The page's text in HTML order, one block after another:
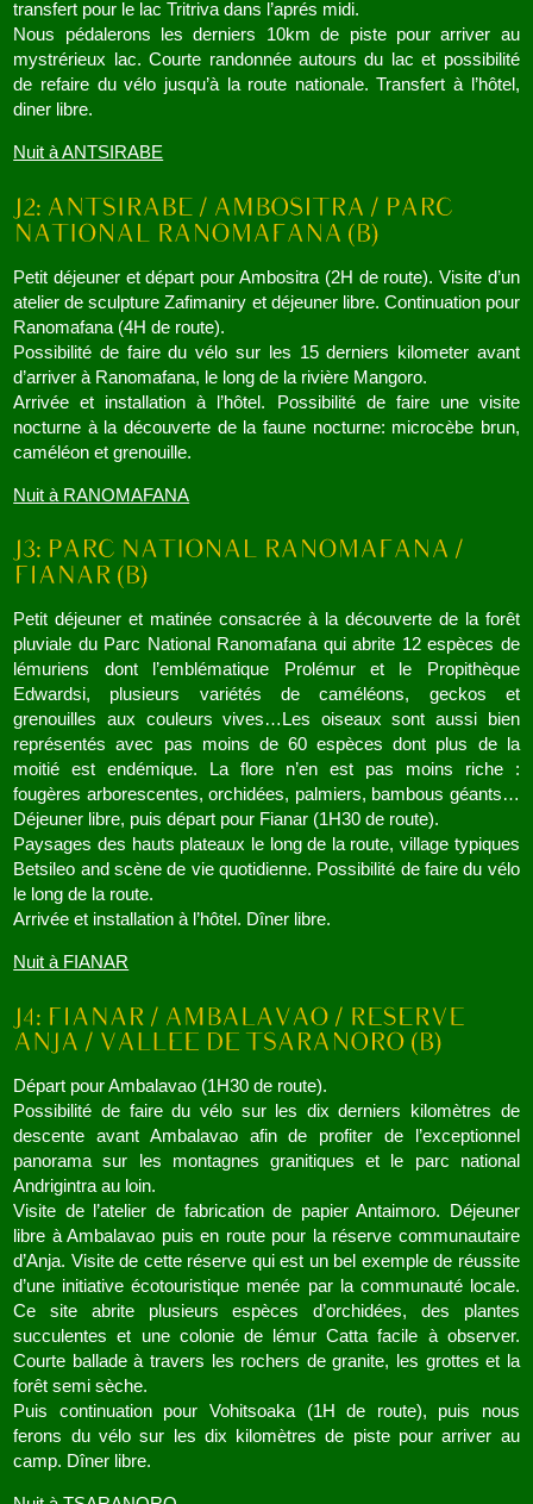
transfert pour le lac Tritriva dans l’aprés midi.
Nous pédalerons les derniers 10km de piste pour arriver au
mystrérieux lac. Courte randonnée autours du lac et possibilité
de refaire du vélo jusqu’à la route nationale. Transfert à l’hôtel,
diner libre.
Nuit à ANTSIRABE
Petit déjeuner et départ pour Ambositra (2H de route). Visite d’un
atelier de sculpture Zafimaniry et déjeuner libre. Continuation pour
Ranomafana (4H de route).
Possibilité de faire du vélo sur les 15 derniers kilometer avant
d’arriver à Ranomafana, le long de la rivière Mangoro.
Arrivée et installation à l’hôtel. Possibilité de faire une visite
nocturne à la découverte de la faune nocturne: microcèbe brun,
caméléon et grenouille.
Nuit à RANOMAFANA
Petit déjeuner et matinée consacrée à la découverte de la forêt
pluviale du Parc National Ranomafana qui abrite 12 espèces de
lémuriens dont l’emblématique Prolémur et le Propithèque
Edwardsi, plusieurs variétés de caméléons, geckos et
grenouilles aux couleurs vives…Les oiseaux sont aussi bien
représentés avec pas moins de 60 espèces dont plus de la
moitié est endémique. La flore n’en est pas moins riche :
fougères arborescentes, orchidées, palmiers, bambous géants…
Déjeuner libre, puis départ pour Fianar (1H30 de route).
Paysages des hauts plateaux le long de la route, village typiques
Betsileo and scène de vie quotidienne. Possibilité de faire du vélo
le long de la route.
Arrivée et installation à l’hôtel. Dîner libre.
Nuit à FIANAR
Départ pour Ambalavao (1H30 de route).
Possibilité de faire du vélo sur les dix derniers kilomètres de
descente avant Ambalavao afin de profiter de l’exceptionnel
panorama sur les montagnes granitiques et le parc national
Andrigintra au loin.
Visite de l’atelier de fabrication de papier Antaimoro. Déjeuner
libre à Ambalavao puis en route pour la réserve communautaire
d’Anja. Visite de cette réserve qui est un bel exemple de réussite
d’une initiative écotouristique menée par la communauté locale.
Ce site abrite plusieurs espèces d’orchidées, des plantes
succulentes et une colonie de lémur Catta facile à observer.
Courte ballade à travers les rochers de granite, les grottes et la
forêt semi sèche.
Puis continuation pour Vohitsoaka (1H de route), puis nous
ferons du vélo sur les dix kilomètres de piste pour arriver au
camp. Dîner libre.